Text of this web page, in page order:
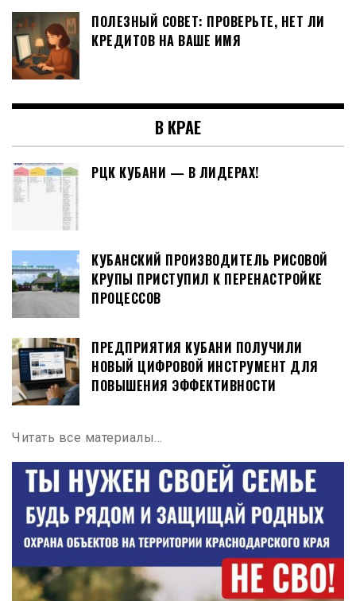
ПОЛЕЗНЫЙ СОВЕТ: ПРОВЕРЬТЕ, НЕТ ЛИ
КРЕДИТОВ НА ВАШЕ ИМЯ
В КРАЕ
РЦК КУБАНИ — В ЛИДЕРАХ!
КУБАНСКИЙ ПРОИЗВОДИТЕЛЬ РИСОВОЙ
КРУПЫ ПРИСТУПИЛ К ПЕРЕНАСТРОЙКЕ
ПРОЦЕССОВ
ПРЕДПРИЯТИЯ КУБАНИ ПОЛУЧИЛИ
НОВЫЙ ЦИФРОВОЙ ИНСТРУМЕНТ ДЛЯ
ПОВЫШЕНИЯ ЭФФЕКТИВНОСТИ
Читать все материалы…